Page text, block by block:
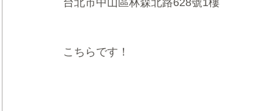
台北市中山區林森北路628號1樓
こちらです！